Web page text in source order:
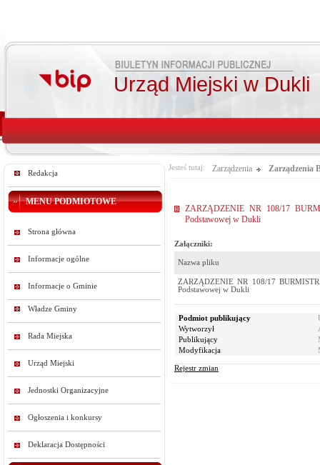
Urząd Miejski w Dukli
Redakcja
MENU PODMIOTOWE
Strona główna
Informacje ogólne
Informacje o Gminie
Władze Gminy
Rada Miejska
Urząd Miejski
Jednostki Organizacyjne
Ogłoszenia i konkursy
Deklaracja Dostępności
Jesteś tutaj: Zarządzenia Zarządzenia
ZARZĄDZENIE NR 108/17
Podstawowej w Dukli
Załączniki:
Nazwa pliku
ZARZĄDZENIE NR 108/17
Podstawowej w Dukli
Podmiot publikujący
Wytworzył
Publikujący
Modyfikacja
Rejestr zmian